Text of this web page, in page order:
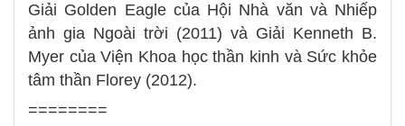
Giải Golden Eagle của Hội Nhà văn và Nhiếp
ảnh gia Ngoài trời (2011) và Giải Kenneth B.
Myer của Viện Khoa học thần kinh và Sức khỏe
tâm thần Florey (2012).
========